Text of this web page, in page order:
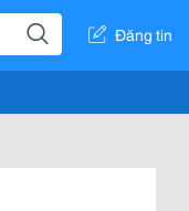
Đăng tin